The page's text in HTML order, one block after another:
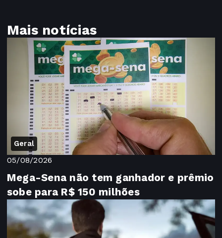
Mais notícias
Geral
05/08/2026
Mega-Sena não tem ganhador e prêmio
sobe para R$ 150 milhões